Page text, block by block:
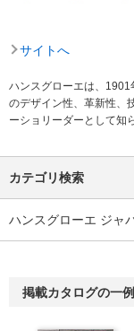
サイトへ
ハンスグローエは、1901
のデザイン性、革新性、
ーショリーダーとして知
カテゴリ検索
ハンスグローエ ジャ
掲載カタログの一例